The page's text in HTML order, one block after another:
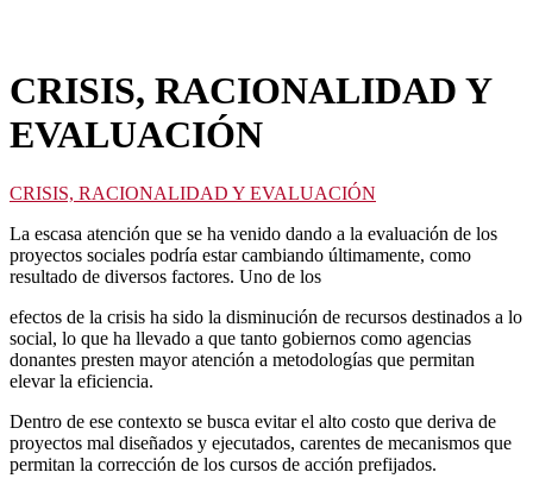
CRISIS, RACIONALIDAD Y
EVALUACIÓN
CRISIS, RACIONALIDAD Y EVALUACIÓN
La escasa atención que se ha venido dando a la evaluación de los
proyectos sociales podría estar cambiando últimamente, como
resultado de diversos factores. Uno de los
efectos de la crisis ha sido la disminución de recursos destinados a lo
social, lo que ha llevado a que tanto gobiernos como agencias
donantes presten mayor atención a metodologías que permitan
elevar la eficiencia.
Dentro de ese contexto se busca evitar el alto costo que deriva de
proyectos mal diseñados y ejecutados, carentes de mecanismos que
permitan la corrección de los cursos de acción prefijados.